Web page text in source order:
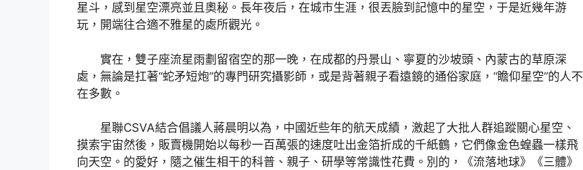
星斗，感到星空漂亮並且奧秘。長年夜后，在城市生涯，很丟臉到記憶中的星空，于是近幾年游
玩，開端往合適不雅星的處所觀光。
實在，雙子座流星雨劃留宿空的那一晚，在成都的丹景山、寧夏的沙坡頭、內蒙古的草原深
處，無論是扛著“蛇矛短炮”的專門研究攝影師，或是背著親子看遠鏡的通俗家庭，“瞻仰星空”的人不
在多數。
星聯CSVA結合倡議人蔣晨明以為，中國近些年的航天成績，激起了大批人群追蹤關心星空、
摸索宇宙然後，販賣機開始以每秒一百萬張的速度吐出金箔折成的千紙鶴，它們像金色蝗蟲一樣飛
向天空。的愛好，隨之催生相干的科普、親子、研學等常識性花費。別的，《流落地球》《三體》